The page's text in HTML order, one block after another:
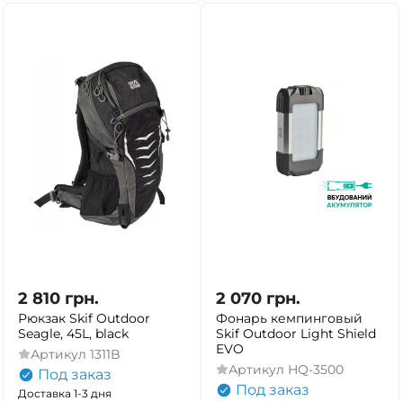
2 810 грн.
Рюкзак Skif Outdoor
Seagle, 45L, black
Артикул 1311B
Под заказ
Доставка 1-3 дня
2 070 грн.
Фонарь кемпинговый
Skif Outdoor Light Shield
EVO
Артикул HQ-3500
Под заказ